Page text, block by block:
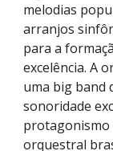
melodias
arranjos
para a
excelência. A
uma big band
sonoridade
protagonismo
orquestral